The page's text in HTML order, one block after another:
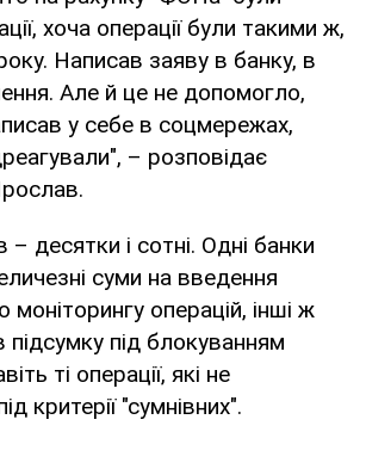
хоча операції були такими ж,
Написав заяву в банку, в
Але й це не допомогло,
у себе в соцмережах,
– розповідає
– десятки і сотні. Одні банки
суми на введення
моніторингу операцій, інші ж
підсумку під блокуванням
ті операції, які не
критерії "сумнівних".